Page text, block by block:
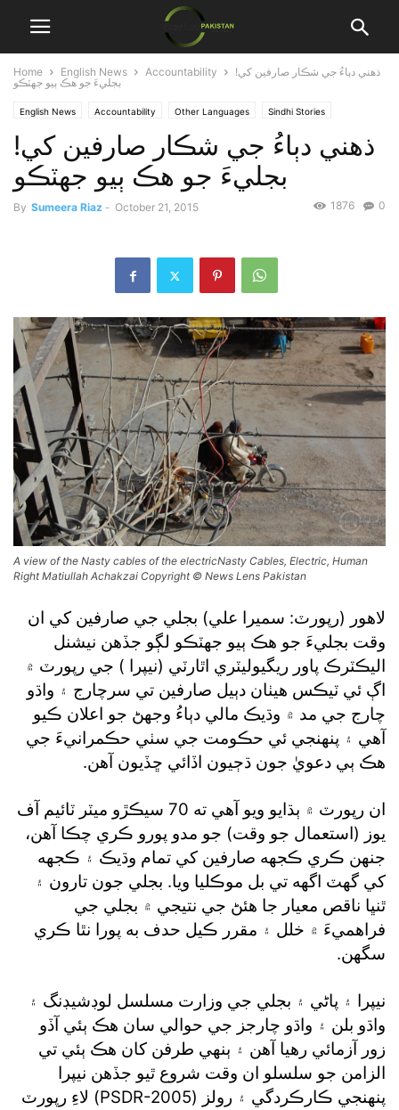
Home English News Accountability
!ذهني دٻاءُ جي شڪار صارفين کي
بجليءَ جو هڪ ٻيو جهٽڪو
English News Accountability Other Languages Sindhi Stories
!ذهني دٻاءُ جي شڪار صارفين کي
بجليءَ جو هڪ ٻيو جهٽڪو
By Sumeera Riaz - October 21, 2015 0
1876
A view of the Nasty cables of the electricNasty Cables, Electric, Human
Right Matiullah Achakzai Copyright © News Lens Pakistan
لاهور (رپورٽ: سميرا علي) بجلي جي صارفين کي ان
وقت بجليءَ جو هڪ ٻيو جهٽڪو لڳو جڏهن نيشنل
اليڪٽرڪ پاور ريگيوليٽري اٿارٽي (نيپرا ) جي رپورٽ ۾
اڳ ئي ٽيڪس هيٺان دٻيل صارفين تي سرچارج ۽ واڌو
چارج جي مد ۾ وڌيڪ مالي دٻاءُ وجهڻ جو اعلان ڪيو
آهي ۽ پنهنجي ئي حڪومت جي سٺي حڪمرانيءَ جي
هڪ ٻي دعويٰ جون ڌڄيون اڏائي ڇڏيون آهن.
ان رپورٽ ۾ ٻڌايو ويو آهي ته 70 سيڪڙو ميٽر ٽائيم آف
يوز (استعمال جو وقت) جو مدو پورو ڪري چڪا آهن،
جنهن ڪري ڪجهه صارفين کي تمام وڌيڪ ۽ ڪجهه
کي گهٽ اگهه تي بل موڪليا ويا. بجلي جون تارون ۽
ٿنڀا ناقص معيار جا هئڻ جي نتيجي ۾ بجلي جي
فراهميءَ ۾ خلل ۽ مقرر ڪيل حدف به پورا نٿا ڪري
سگهن.
نيپرا ۽ پاڻي ۽ بجلي جي وزارت مسلسل لوڊشيڊنگ ۽
واڌو بلن ۽ واڌو چارجز جي حوالي سان هڪ ٻئي آڏو
زور آزمائي رهيا آهن ۽ ٻنهي طرفن کان هڪ ٻئي تي
الزامن جو سلسلو ان وقت شروع ٿيو جڏهن نيپرا
پنهنجي ڪارڪردگي ۽ رولز (PSDR-2005) لاءِ رپورٽ